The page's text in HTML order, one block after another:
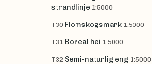
strandlinje 1:5000
T30 Flomskogsmark 1:5000
T31 Boreal hei 1:5000
T32 Semi-naturlig eng 1:5000